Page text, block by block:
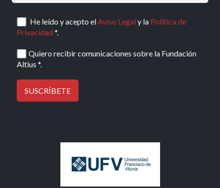
He leído y acepto elAviso Legaly la Política de
Privacidad*.
Quiero recibir comunicaciones sobre la Fundación
Altius *.